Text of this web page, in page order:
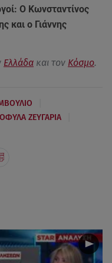
Ο Κωνσταντίνος
και ο Γιάννης
Ελλάδα και τον Κόσμο.
ΖΕΥΓΑΡΙΑ